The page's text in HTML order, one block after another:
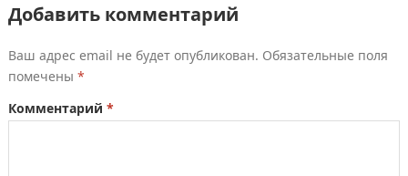
Добавить комментарий
Ваш адрес email не будет опубликован. Обязательные поля
помечены *
Комментарий *